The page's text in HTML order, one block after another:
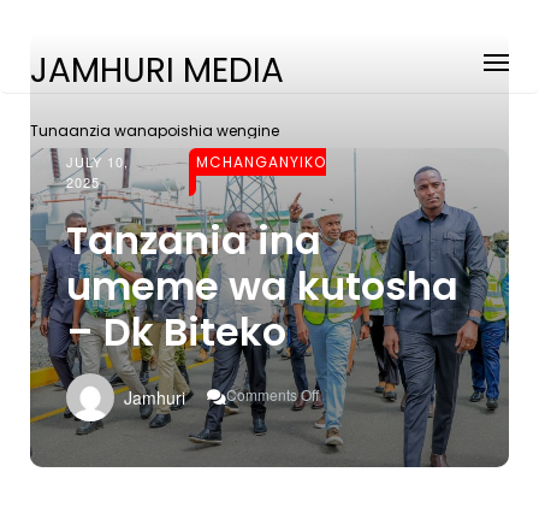
JAMHURI MEDIA
Tunaanzia wanapoishia wengine
JULY 10,
2025
MCHANGANYIKO
Tanzania ina
umeme wa kutosha
– Dk Biteko
Jamhuri Comments Off
On
Tanzania
Ina
Umeme